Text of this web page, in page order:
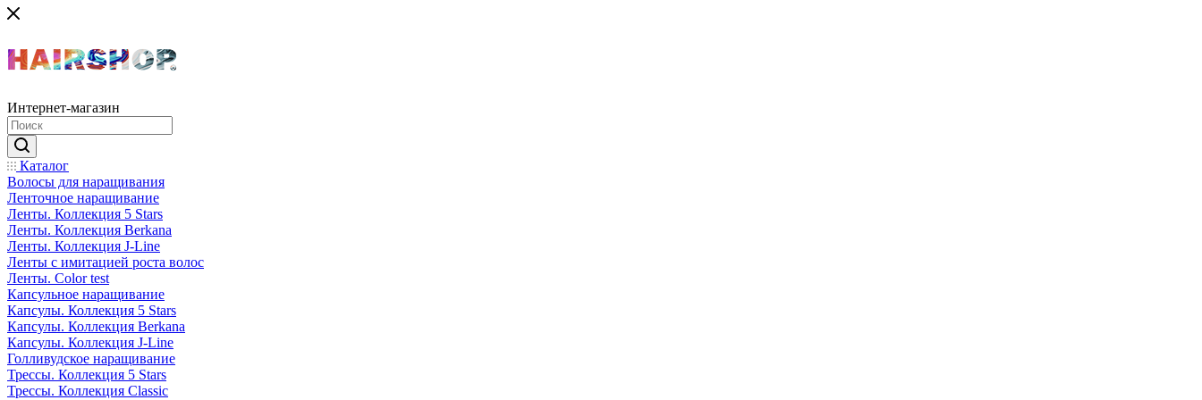
Интернет-магазин
Каталог
Волосы для наращивания
Ленточное наращивание
Ленты. Коллекция 5 Stars
Ленты. Коллекция Berkana
Ленты. Коллекция J-Line
Ленты с имитацией роста волос
Ленты. Color test
Капсульное наращивание
Капсулы. Коллекция 5 Stars
Капсулы. Коллекция Berkana
Капсулы. Коллекция J-Line
Голливудское наращивание
Трессы. Коллекция 5 Stars
Трессы. Коллекция Classic